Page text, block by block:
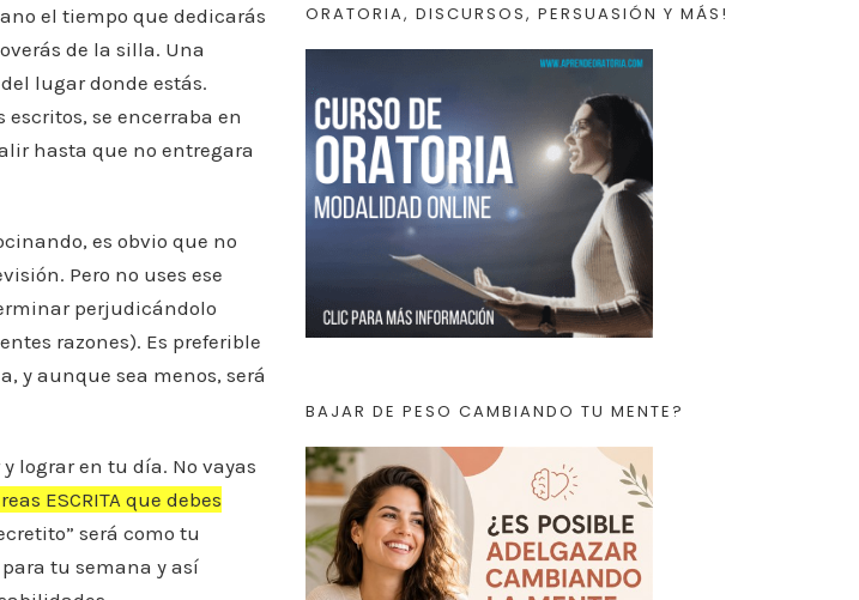
el tiempo que dedicarás
de la silla. Una
lugar donde estás.
se encerraba en
hasta que no entregara
es obvio que no
Pero no uses ese
perjudicándolo
razones). Es preferible
y aunque sea menos, será
lograr en tu día. No vayas
ESCRITA que debes
será como tu
tu semana y así
ORATORIA, DISCURSOS, PERSUASIÓN Y MÁS!
BAJAR DE PESO CAMBIANDO TU MENTE?